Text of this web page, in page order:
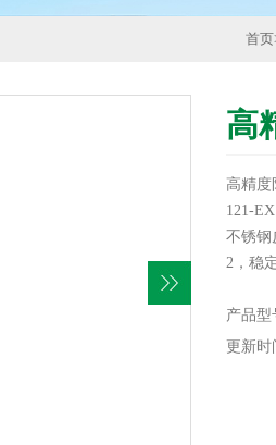
首页
高
高精度
121-EX
不锈钢
2，稳
1%FS
产品型
更新时